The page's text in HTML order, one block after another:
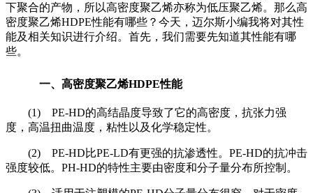
下聚合的产物，所以高密度聚乙烯亦称为低压聚乙烯。那么高
密度聚乙烯HDPE性能有哪些？今天，迈尔斯小编我将对其性
能及相关知识进行介绍。首先，我们需要先知道其性能有哪
些。
一、高密度聚乙烯HDPE性能
(1) PE-HD的高结晶度导致了它的高密度，抗张力强
度，高温扭曲温度，粘性以及化学稳定性。
(2) PE-HD比PE-LD有更强的抗渗透性。 PE-HD的抗冲击
强度较低。 PH-HD的特性主要由密度和分子量分布所控制。